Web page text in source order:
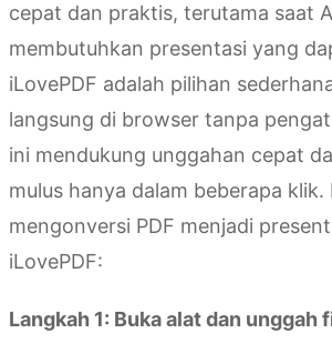
cepat dan praktis, terutama saat
membutuhkan presentasi yang
iLovePDF adalah pilihan
langsung di browser tanpa
ini mendukung unggahan cepat
mulus hanya dalam beberapa klik.
mengonversi PDF menjadi
iLovePDF:
Langkah 1: Buka alat dan unggah